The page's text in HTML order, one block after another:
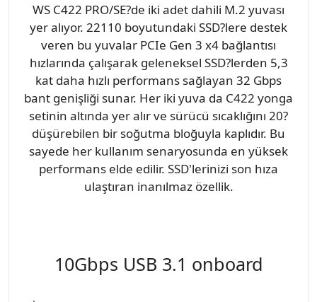
WS C422 PRO/SE?de iki adet dahili M.2 yuvası
yer alıyor. 22110 boyutundaki SSD?lere destek
veren bu yuvalar PCIe Gen 3 x4 bağlantısı
hızlarında çalışarak geleneksel SSD?lerden 5,3
kat daha hızlı performans sağlayan 32 Gbps
bant genişliği sunar. Her iki yuva da C422 yonga
setinin altında yer alır ve sürücü sıcaklığını 20?
düşürebilen bir soğutma bloğuyla kaplıdır. Bu
sayede her kullanım senaryosunda en yüksek
performans elde edilir. SSD'lerinizi son hıza
ulaştıran inanılmaz özellik.
10Gbps USB 3.1 onboard